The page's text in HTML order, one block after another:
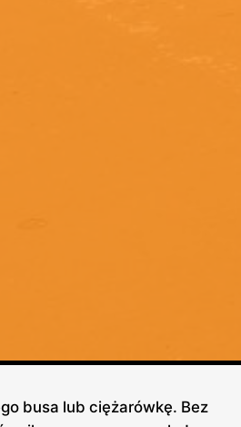
busa lub ciężarówkę. Bez